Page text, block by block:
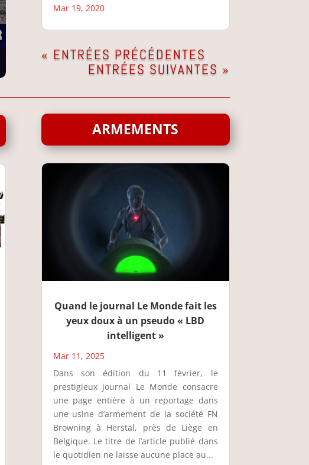
Mar 19, 2020
« ENTRÉES PRÉCÉDENTES
ENTRÉES SUIVANTES »
ARMEMENTS
Quand le journal Le Monde fait les
yeux doux à un pseudo « LBD
intelligent »
Mar 11, 2025
Dans son édition du 11 février, le
prestigieux journal Le Monde consacre
une page entière à un reportage dans
une usine d’armement de la société FN
Browning à Herstal, près de Liège en
Belgique. Le titre de l’article publié dans
le quotidien ne laisse aucune place au...